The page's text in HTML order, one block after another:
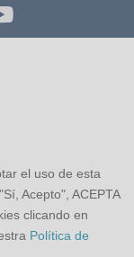
el uso de esta
Acepto", ACEPTA
clicando en
Política de